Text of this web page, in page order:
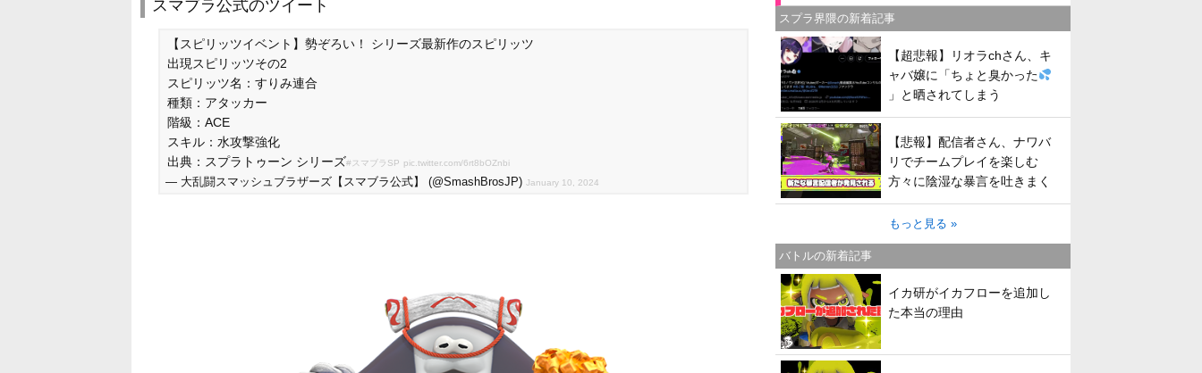
スマブラ公式のツイート
【スピリッツイベント】勢ぞろい！ シリーズ最新作のスピリッツ
出現スピリッツその2
スピリッツ名：すりみ連合
種類：アタッカー
階級：ACE
スキル：水攻撃強化
出典：スプラトゥーン シリーズ#スマブラSP pic.twitter.com/6rt8bOZnbi
— 大乱闘スマッシュブラザーズ【スマブラ公式】 (@SmashBrosJP) January 10, 2024
スプラ界隈の新着記事
【超悲報】リオラchさん、キ
ャバ嬢に「ちょと臭かった
」と晒されてしまう
【悲報】配信者さん、ナワバ
リでチームプレイを楽しむ
方々に陰湿な暴言を吐きまく
ってしまう
もっと見る »
バトルの新着記事
イカ研がイカフローを追加し
た本当の理由